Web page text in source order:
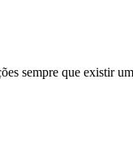
sempre que existir